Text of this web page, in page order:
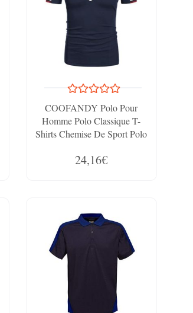
COOFANDY Polo Pour
Homme Polo Classique T-
Shirts Chemise De Sport Polo
Manches Courtes (Bleu
24,16€